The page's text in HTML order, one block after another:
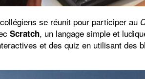
se réunit pour participer au
Scratch, un langage simple et
et des quiz en utilisant des